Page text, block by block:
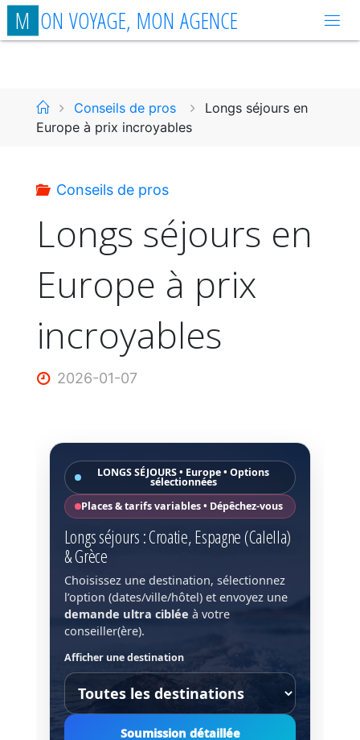
Aller
auM ON VOYAGE, MON AGENCE
AccueilConseils de pros
Longs séjours en
Europe à prix incroyables
Conseils de pros
Longs séjours en
Europe à prix
incroyables
2026-01-07
LONGS SÉJOURS • Europe • Options
sélectionnées
Places & tarifs variables • Dépêchez-vous
Longs séjours : Croatie, Espagne (Calella)
& Grèce
Choisissez une destination, sélectionnez
l’option (dates/ville/hôtel) et envoyez une
demande ultra ciblée à votre
conseiller(ère).
Afficher une destination
Soumission détaillée